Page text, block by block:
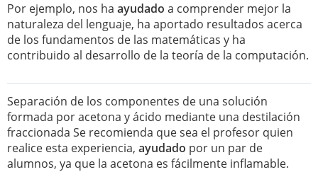
Por ejemplo, nos ha ayudado a comprender mejor la
naturaleza del lenguaje, ha aportado resultados acerca
de los fundamentos de las matemáticas y ha
contribuido al desarrollo de la teoría de la computación.
Separación de los componentes de una solución
formada por acetona y ácido mediante una destilación
fraccionada Se recomienda que sea el profesor quien
realice esta experiencia, ayudado por un par de
alumnos, ya que la acetona es fácilmente inflamable.